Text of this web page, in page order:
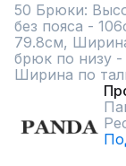
50 Брюки:
без пояса -
79.8см,
брюк по низу
Ширина по